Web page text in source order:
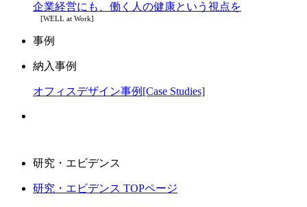
企業経営にも、働く人の健康という視点を
[WELL at Work]
事例
納入事例
オフィスデザイン事例[Case Studies]
研究・エビデンス
研究・エビデンス TOPページ